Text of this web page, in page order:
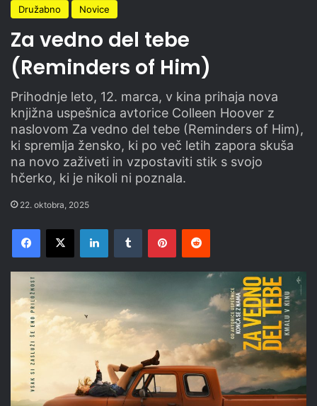
Družabno Novice
Za vedno del tebe
(Reminders of Him)
Prihodnje leto, 12. marca, v kina prihaja nova
knjižna uspešnica avtorice Colleen Hoover z
naslovom Za vedno del tebe (Reminders of Him),
ki spremlja žensko, ki po več letih zapora skuša
na novo zaživeti in vzpostaviti stik s svojo
hčerko, ki je nikoli ni poznala.
22. oktobra, 2025
Facebook
X LinkedInTumblr PinterestReddit